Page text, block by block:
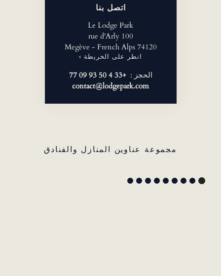
اتصل بنا
Le Lodge Park
100 rue d'Arly
74120 Megève - French Alps
انظر على الخريطة ›
الحجز :+33 4 50 93 09 77
contact@lodgepark.com
مجموعة عناوين المنازل والفنادق